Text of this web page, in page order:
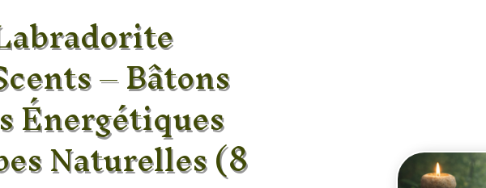
– Bâtons
Énergétiques
Naturelles (8